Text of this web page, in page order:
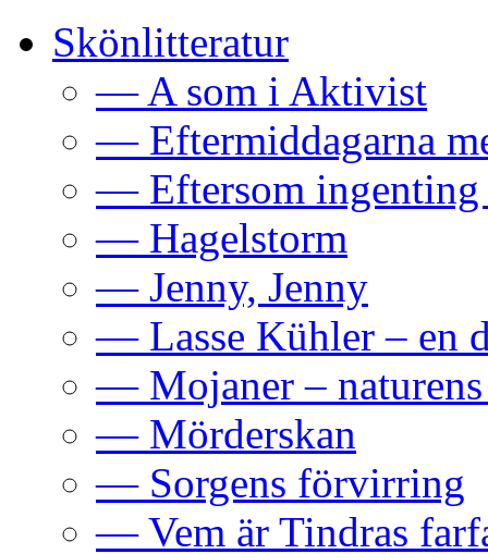
Skönlitteratur
— A som i Aktivist
— Eftermiddagarna
— Eftersom ingenting
— Hagelstorm
— Jenny, Jenny
— Lasse Kühler – en
— Mojaner – naturens
— Mörderskan
— Sorgens förvirring
— Vem är Tindras